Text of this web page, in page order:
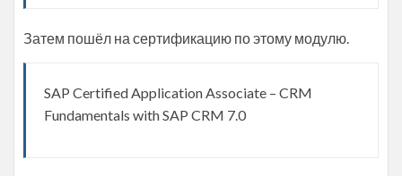
Затем пошёл на сертификацию по этому модулю.
SAP Certified Application Associate – CRM
Fundamentals with SAP CRM 7.0